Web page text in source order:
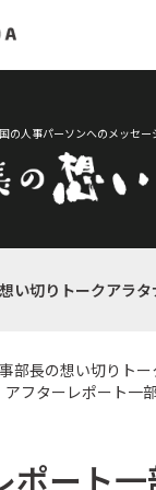
の人事パーソンへのメッセー
想い切りトークアラ
部長の想い切りト
アフターレポート一
ポート